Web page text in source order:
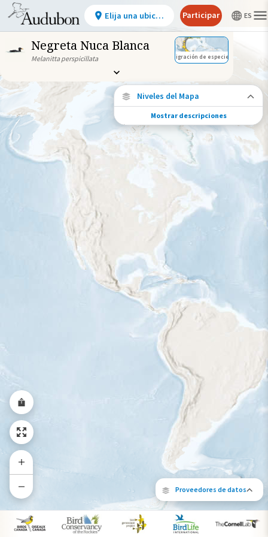
Negreta Nuca Blanca
Melanitta perspicillata Migración de especies
Proveedores de datos
Niveles del Mapa
Conexiones de especies
Elija cualquier ubicación en el mapa para
ver dónde más se han vuelto a encontrar
aves marcadas de esta especie.
Ubicaciones con disponibilidad
Ubicaciones conectadas
Gama de especies por estación
Gama de verano
Rango de invierno
Rango a lo largo del año
Mostrar descripciones
Elija una ubicación Participar